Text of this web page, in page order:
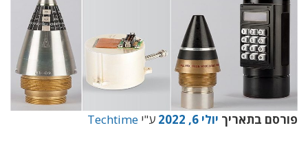
פורסם בתאריך יולי 6, 2022 ע"י Techtime